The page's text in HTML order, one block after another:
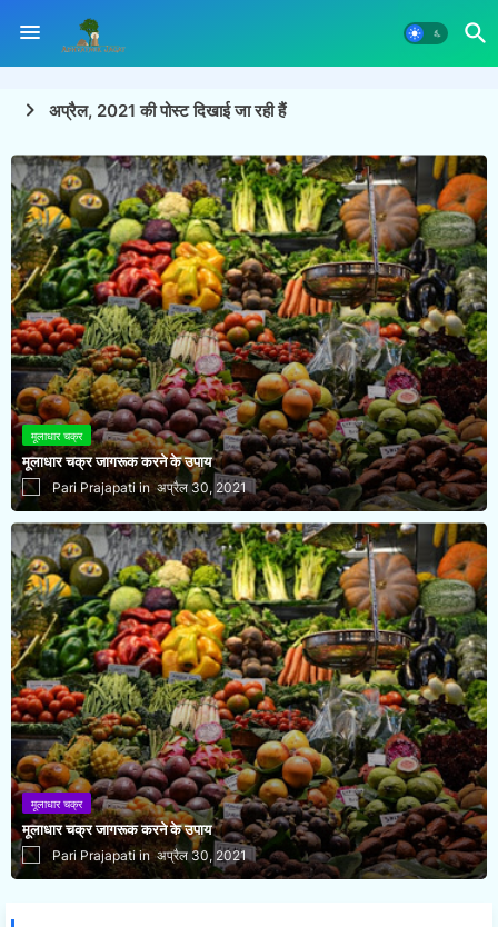
अप्रैल, 2021 की पोस्ट दिखाई जा रही हैं
मूलाधार चक्र
मूलाधार चक्र जागरूक करने के उपाय
Pari Prajapati अप्रैल 30, 2021
मूलाधार चक्र
मूलाधार चक्र जागरूक करने के उपाय
Pari Prajapati अप्रैल 30, 2021